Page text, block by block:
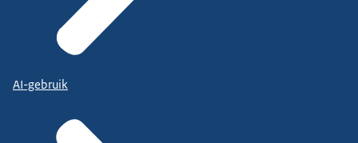
AI-gebruik